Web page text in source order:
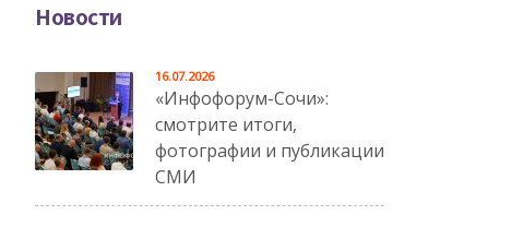
Новости
«Инфофорум-Сочи»:
смотрите итоги,
фотографии и публикации
СМИ
16.07.2026